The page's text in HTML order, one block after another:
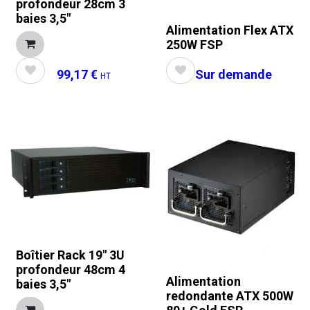
profondeur 28cm 3
baies 3,5"
99,17€ HT
Alimentation Flex ATX
250W FSP
Sur demande
Boîtier Rack 19" 3U
profondeur 48cm 4
baies 3,5"
Alimentation
redondante ATX 500W